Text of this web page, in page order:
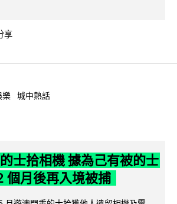
享
樂 城中熱話
士拾相機 據為己有被的士
個月後再入境被捕